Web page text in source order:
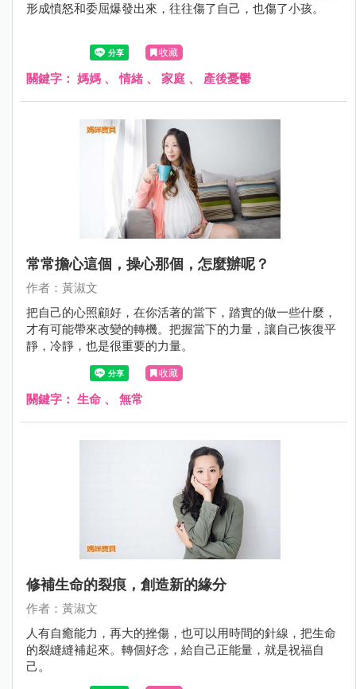
形成憤怒和委屈爆發出來，往往傷了自己，也傷了小孩。
收藏
關鍵字： 媽媽 、情緒 、 家庭 、 產後憂鬱
常常擔心這個，操心那個，怎麼辦呢？
作者：黃淑文
把自己的心照顧好，在你活著的當下，踏實的做一些什麼，
才有可能帶來改變的轉機。把握當下的力量，讓自己恢復平
靜，冷靜，也是很重要的力量。
收藏
關鍵字： 生命 、 無常
修補生命的裂痕，創造新的緣分
作者：黃淑文
人有自癒能力，再大的挫傷，也可以用時間的針線，把生命
的裂縫縫補起來。轉個好念，給自己正能量，就是祝福自
己。